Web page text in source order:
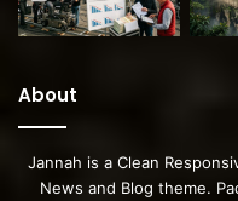
About
Jannah is a Clean
News and Blog theme.